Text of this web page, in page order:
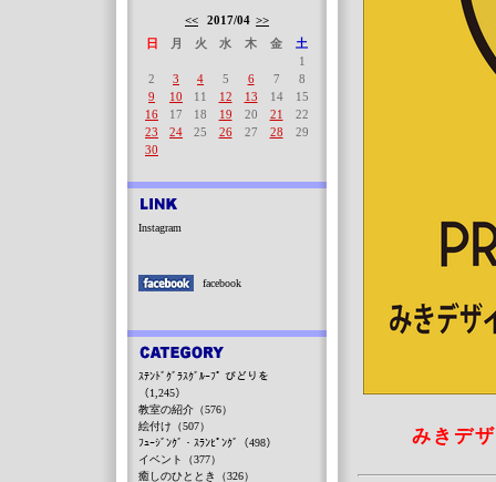
みきデ
<< 2017/04 >>
日
月 火 水 木 金
土
1
2
3 4 5 6 7
8
9
10 11 12 13 14
15
16
17 18 19 20 21
22
23
24 25 26 27 28
29
30
Instagram
facebook
ｽﾃﾝﾄﾞｸﾞﾗｽｸﾞﾙｰﾌﾟ びどりを
（1,245）
教室の紹介（576）
絵付け（507）
ﾌｭｰｼﾞﾝｸﾞ・ｽﾗﾝﾋﾟﾝｸﾞ（498）
イベント（377）
癒しのひととき（326）